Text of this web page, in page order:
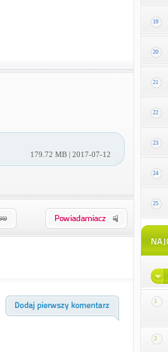
179.72 MB | 2017-07-12
19
20
21
22
23
24
25
1
2